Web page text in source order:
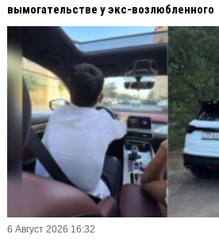
вымогательстве у экс-возлюбленного
6 Август 2026 16:32